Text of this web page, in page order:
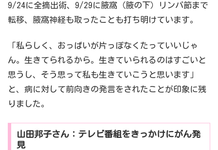
9/24に全摘出術、9/29に腋窩（腋の下）リンパ節まで
転移、腋窩神経も取ったことも打ち明けています。
「私らしく、おっぱいが片っぽなくたっていいじゃ
ん。生きてられるから。生きていられるのはすごいと
思うし、そう思って私も生きていこうと思います」
と、病に対して前向きの発言をされたことが印象に残
りました。
山田邦子さん：テレビ番組をきっかけにがん発
見